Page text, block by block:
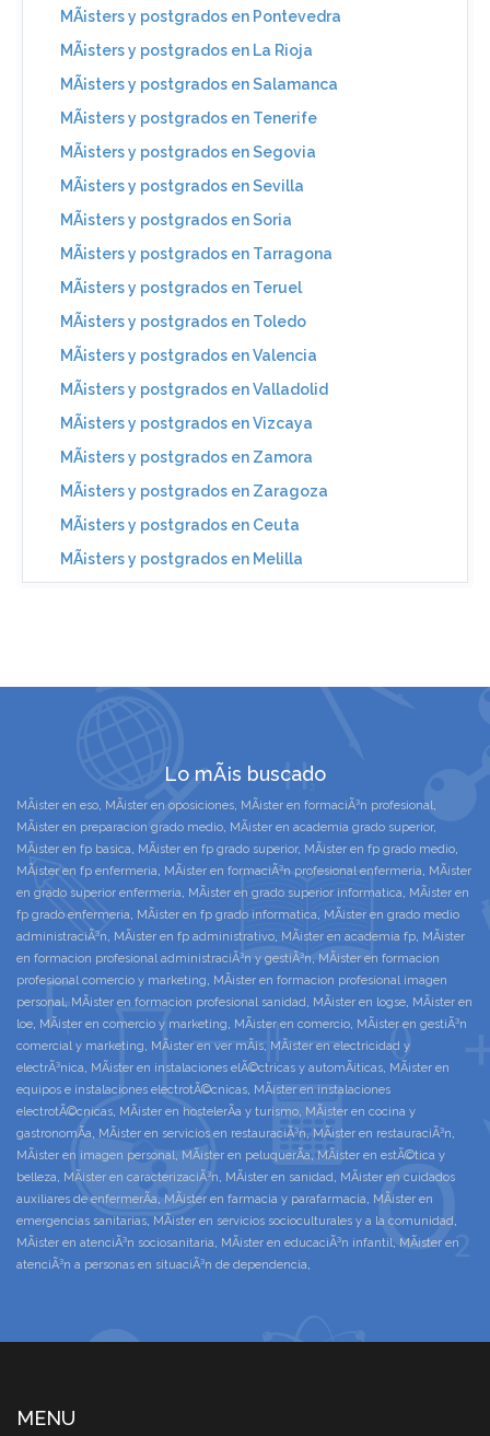
MÃ¡sters y postgrados en Pontevedra
MÃ¡sters y postgrados en La Rioja
MÃ¡sters y postgrados en Salamanca
MÃ¡sters y postgrados en Tenerife
MÃ¡sters y postgrados en Segovia
MÃ¡sters y postgrados en Sevilla
MÃ¡sters y postgrados en Soria
MÃ¡sters y postgrados en Tarragona
MÃ¡sters y postgrados en Teruel
MÃ¡sters y postgrados en Toledo
MÃ¡sters y postgrados en Valencia
MÃ¡sters y postgrados en Valladolid
MÃ¡sters y postgrados en Vizcaya
MÃ¡sters y postgrados en Zamora
MÃ¡sters y postgrados en Zaragoza
MÃ¡sters y postgrados en Ceuta
MÃ¡sters y postgrados en Melilla
Lo mÃ¡s buscado
MÃ¡ster en eso, MÃ¡ster en oposiciones, MÃ¡ster en formaciÃ³n profesional,
MÃ¡ster en preparacion grado medio, MÃ¡ster en academia grado superior,
MÃ¡ster en fp basica, MÃ¡ster en fp grado superior, MÃ¡ster en fp grado medio,
MÃ¡ster en fp enfermeria, MÃ¡ster en formaciÃ³n profesional enfermeria, MÃ¡ster
en grado superior enfermeria, MÃ¡ster en grado superior informatica, MÃ¡ster en
fp grado enfermeria, MÃ¡ster en fp grado informatica, MÃ¡ster en grado medio
administraciÃ³n, MÃ¡ster en fp administrativo, MÃ¡ster en academia fp, MÃ¡ster
en formacion profesional administraciÃ³n y gestiÃ³n, MÃ¡ster en formacion
profesional comercio y marketing, MÃ¡ster en formacion profesional imagen
personal, MÃ¡ster en formacion profesional sanidad, MÃ¡ster en logse, MÃ¡ster en
loe, MÃ¡ster en comercio y marketing, MÃ¡ster en comercio, MÃ¡ster en gestiÃ³n
comercial y marketing, MÃ¡ster en ver mÃ¡s, MÃ¡ster en electricidad y
electrÃ³nica, MÃ¡ster en instalaciones elÃ©ctricas y automÃ¡ticas, MÃ¡ster en
equipos e instalaciones electrotÃ©cnicas, MÃ¡ster en instalaciones
electrotÃ©cnicas, MÃ¡ster en hostelerÃ­a y turismo, MÃ¡ster en cocina y
gastronomÃ­a, MÃ¡ster en servicios en restauraciÃ³n, MÃ¡ster en restauraciÃ³n,
MÃ¡ster en imagen personal, MÃ¡ster en peluquerÃ­a, MÃ¡ster en estÃ©tica y
belleza, MÃ¡ster en caracterizaciÃ³n, MÃ¡ster en sanidad, MÃ¡ster en cuidados
auxiliares de enfermerÃ­a, MÃ¡ster en farmacia y parafarmacia, MÃ¡ster en
emergencias sanitarias, MÃ¡ster en servicios socioculturales y a la comunidad,
MÃ¡ster en atenciÃ³n sociosanitaria, MÃ¡ster en educaciÃ³n infantil, MÃ¡ster en
atenciÃ³n a personas en situaciÃ³n de dependencia,
MENU